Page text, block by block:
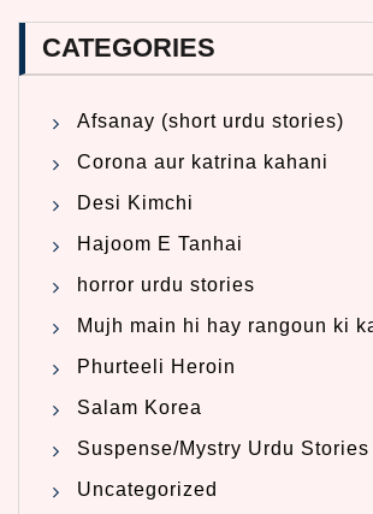
CATEGORIES
Afsanay (short urdu stories)
Corona aur katrina kahani
Desi Kimchi
Hajoom E Tanhai
horror urdu stories
Mujh main hi hay rangoun ki
Phurteeli Heroin
Salam Korea
Suspense/Mystry Urdu Stories
Uncategorized